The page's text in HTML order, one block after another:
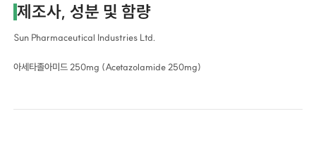
제조사, 성분 및 함량
Sun Pharmaceutical Industries Ltd.
아세타졸아미드 250mg (Acetazolamide 250mg)